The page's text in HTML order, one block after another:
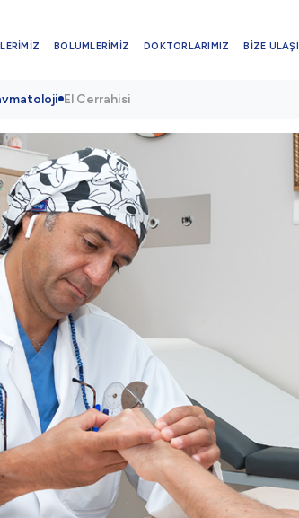
BÖLÜMLERİMİZ DOKTORLARIMIZ BİZE
El Cerrahisi